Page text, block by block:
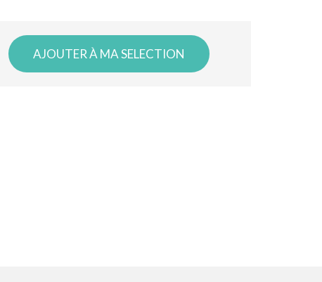
AJOUTER À MA SELECTION